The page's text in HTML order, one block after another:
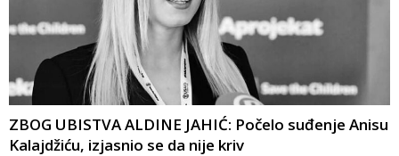
ZBOG UBISTVA ALDINE JAHIĆ: Počelo suđenje Anisu
Kalajdžiću, izjasnio se da nije kriv